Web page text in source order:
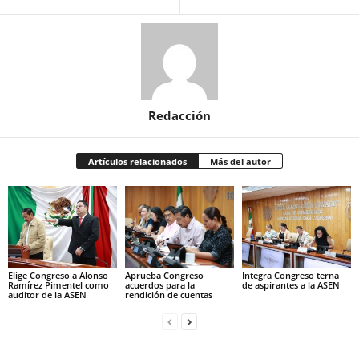
Redacción
Artículos relacionados Más del autor
Elige Congreso a Alonso
Ramírez Pimentel como
auditor de la ASEN
Aprueba Congreso
acuerdos para la
rendición de cuentas
Integra Congreso terna
de aspirantes a la ASEN